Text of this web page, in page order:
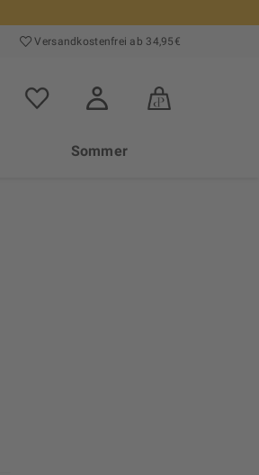
Versand­kosten­frei ab 34,95€
Sommer